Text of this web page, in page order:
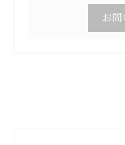
お問